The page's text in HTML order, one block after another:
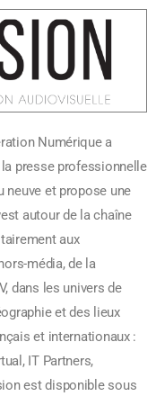
Numérique a
presse professionnelle
neuve et propose une
autour de la chaîne
aux
média, de la
dans les univers de
et des lieux
et internationaux :
IT Partners,
est disponible sous